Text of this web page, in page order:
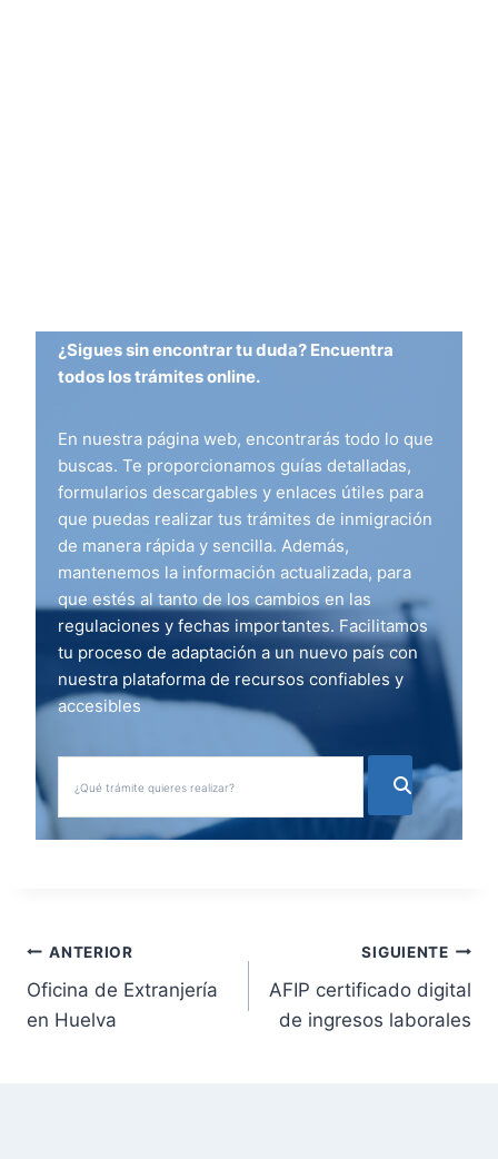
¿Sigues sin encontrar tu duda? Encuentra
todos los trámites online.
En nuestra página web, encontrarás todo lo que
buscas. Te proporcionamos guías detalladas,
formularios descargables y enlaces útiles para
que puedas realizar tus trámites de inmigración
de manera rápida y sencilla. Además,
mantenemos la información actualizada, para
que estés al tanto de los cambios en las
regulaciones y fechas importantes. Facilitamos
tu proceso de adaptación a un nuevo país con
nuestra plataforma de recursos confiables y
accesibles
N
a
ANTERIOR
Oficina de Extranjería
en Huelva
SIGUIENTE
AFIP certificado digital
de ingresos laborales